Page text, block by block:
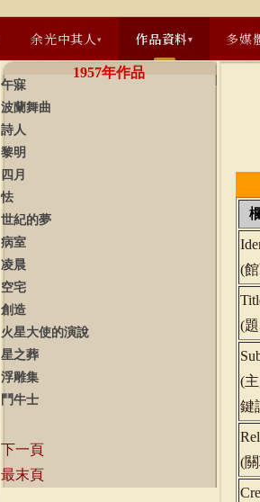
余光中其人▾ 作品資料▾ 多媒
1957年作品
午寐
波蘭舞曲
詩人
黎明
四月
怯
世紀的夢
病室
凌晨
空宅
創造
火星大使的演說
星之葬
浮雕集
鬥牛士
下一頁
最末頁
(
(
(
鍵
(